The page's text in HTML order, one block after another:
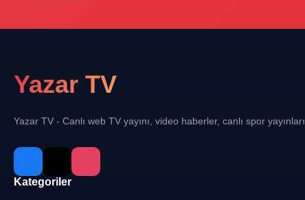
Yazar TV
Yazar TV - Canlı web TV yayını, video haberler, canlı spor yayınları
Kategoriler